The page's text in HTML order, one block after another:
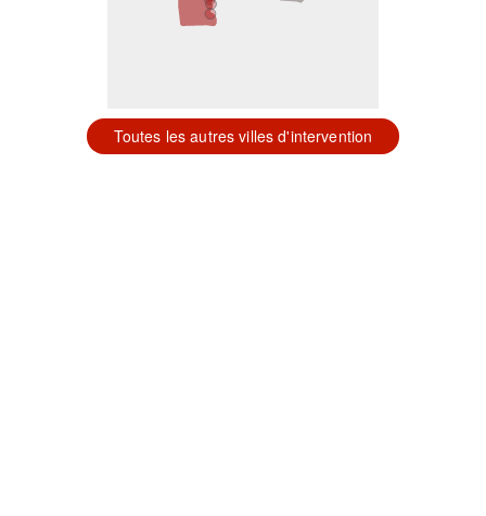
Toutes les autres villes d'intervention